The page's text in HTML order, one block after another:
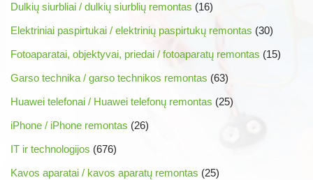
Dulkių siurbliai / dulkių siurblių remontas (16)
Elektriniai paspirtukai / elektrinių paspirtukų remontas (30)
Fotoaparatai, objektyvai, priedai / fotoaparatų remontas (15)
Garso technika / garso technikos remontas (63)
Huawei telefonai / Huawei telefonų remontas (25)
iPhone / iPhone remontas (26)
IT ir technologijos (676)
Kavos aparatai / kavos aparatų remontas (25)